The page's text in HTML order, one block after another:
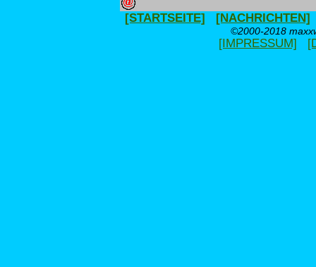
[STARTSEITE] [NACHRICHTEN]
©2000-2018
[IMPRESSUM]